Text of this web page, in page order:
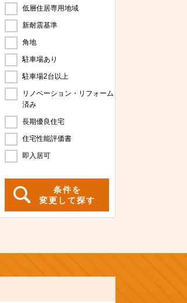
低層住居専用地域
新耐震基準
角地
駐車場あり
駐車場2台以上
リノベーション・リフォーム
済み
長期優良住宅
住宅性能評価書
即入居可
条件を
変更して探す